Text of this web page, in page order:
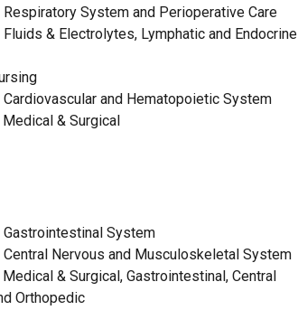
System and Perioperative Care
& Electrolytes, Lymphatic and Endocrine
and Hematopoietic System
& Surgical
System
Nervous and Musculoskeletal System
& Surgical, Gastrointestinal, Central
Orthopedic